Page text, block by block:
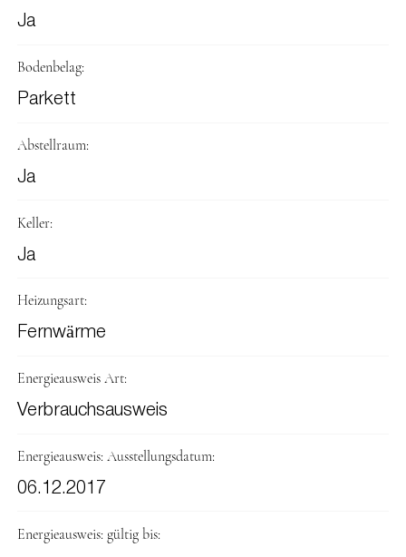
Ja
Bodenbelag:
Parkett
Abstellraum:
Ja
Keller:
Ja
Heizungsart:
Fernwärme
Energieausweis Art:
Verbrauchsausweis
Energieausweis: Ausstellungsdatum:
06.12.2017
Energieausweis: gültig bis: